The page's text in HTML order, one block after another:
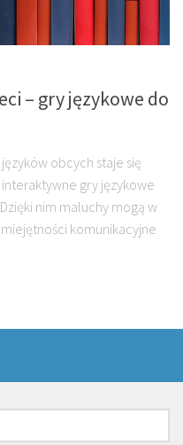
– gry językowe do
obcych staje się
gry językowe
nim maluchy mogą w
komunikacyjne